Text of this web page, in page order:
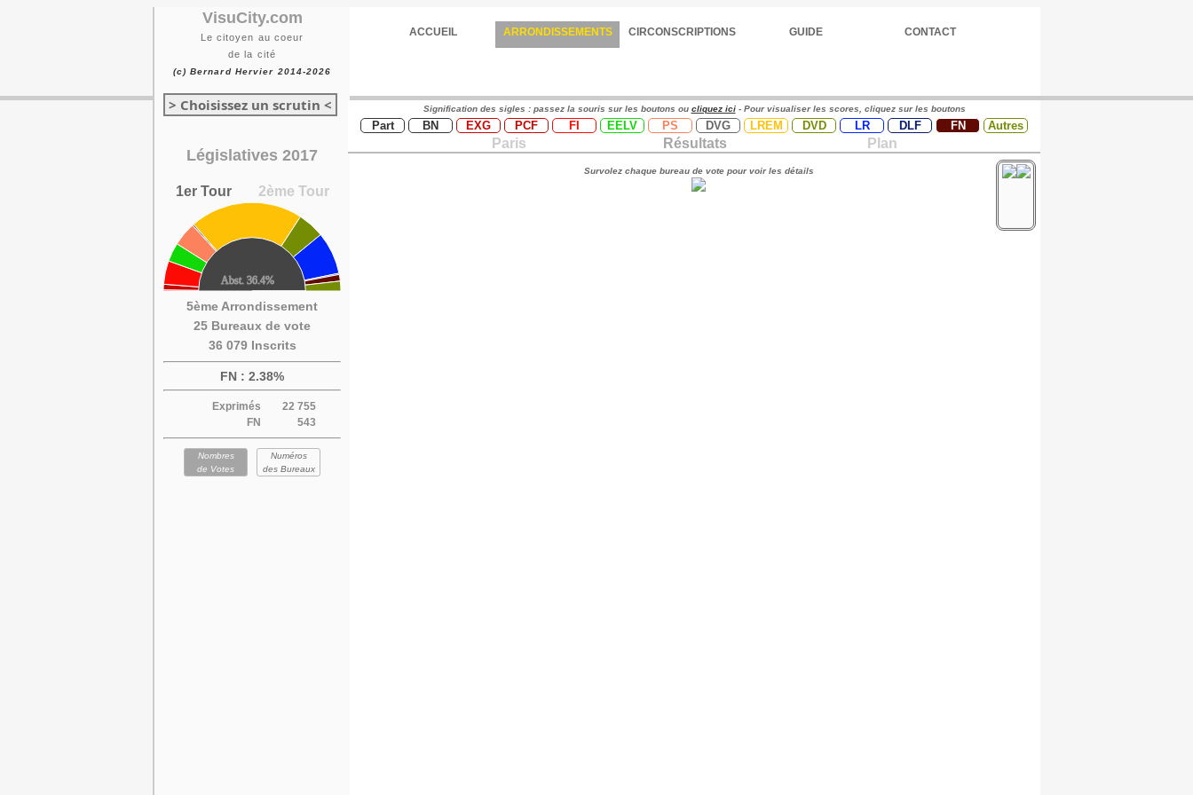
VisuCity.com
Le citoyen au coeur
de la cité
(c) Bernard Hervier 2014-2026
ACCUEIL ARRONDISSEMENTS CIRCONSCRIPTIONS GUIDE CONTACT
> Choisissez un scrutin <
Législatives 2017
1er Tour 2ème Tour
5ème Arrondissement
25 Bureaux de vote
36 079 Inscrits
FN : 2.38%
Exprimés
22 755
FN
543
Nombres
de Votes
Numéros
des Bureaux
Signification des sigles : passez la souris sur les boutons ou cliquez ici- Pour visualiser les scores, cliquez sur les boutons
Part BN EXG PCF FI EELV PS DVG LREM DVD LR DLF FN Autres
Paris Résultats Plan
Survolez chaque bureau de vote pour voir les détails